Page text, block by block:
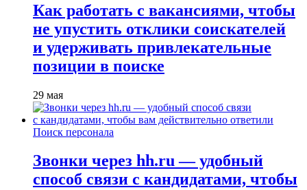
Как работать с вакансиями, чтобы
не упустить отклики соискателей
и удерживать привлекательные
позиции в поиске
29 мая
Поиск персонала
Звонки через hh.ru — удобный
способ связи с кандидатами, чтобы